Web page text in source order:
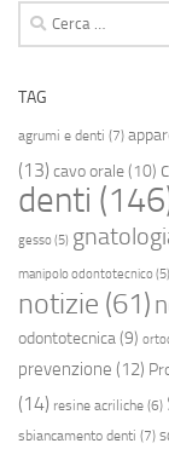
Ricerca
per:
TAG
agrumi e denti (7)
(13) cavo orale(10)
denti
gesso(5)
manipolo odontotecnico(5)
notizie (61)
odontotecnica (9)
prevenzione (12)
(14) resine acriliche (6)
sbiancamento denti (7)